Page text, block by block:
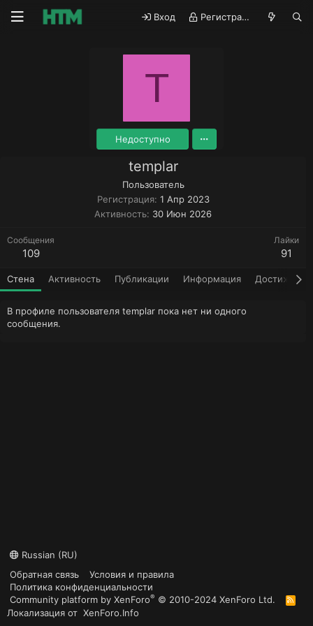
Вход Регистрация
T
Недоступно
templar
Пользователь
Регистрация 1 Апр 2023
Активность 30 Июн 2026
Сообщения
109
Лайки
91
Стена Активность Публикации Информация Достижения
В профиле пользователя templar пока нет ни одного
сообщения.
Russian (RU)
Обратная связь
Условия и правила
Политика конфиденциальности
Community platform by XenForo® © 2010-2024 XenForo Ltd.
R
S
Локализация от XenForo.Info